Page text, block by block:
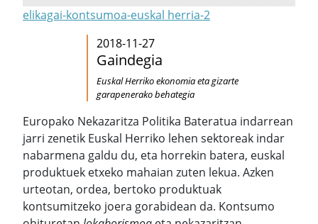
elikagai-kontsumoa-euskal herria-2
2018-11-27
Gaindegia
Euskal Herriko ekonomia eta gizarte
garapenerako behategia
Europako Nekazaritza Politika Bateratua indarrean
jarri zenetik Euskal Herriko lehen sektoreak indar
nabarmena galdu du, eta horrekin batera, euskal
produktuek etxeko mahaian zuten lekua. Azken
urteotan, ordea, bertoko produktuak
kontsumitzeko joera gorabidean da. Kontsumo